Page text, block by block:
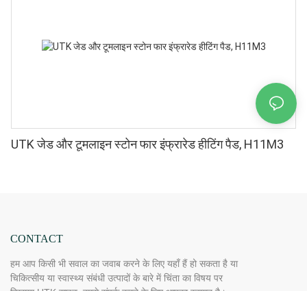
UTK जेड और टूमलाइन स्टोन फार इंफ्रारेड हीटिंग पैड, H11M3
CONTACT
हम आप किसी भी सवाल का जवाब करने के लिए यहाँ हैं हो सकता है या
चिकित्सीय या स्वास्थ्य संबंधी उत्पादों के बारे में चिंता का विषय पर